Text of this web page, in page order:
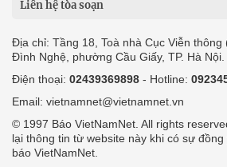
Liên hệ tòa soạn
Địa chỉ: Tầng 18, Toà nhà Cục Viễn thông
Đình Nghệ, phường Cầu Giấy, TP. Hà Nội.
Điện thoại: 02439369898 - Hotline:
Email: vietnamnet@vietnamnet.vn
© 1997 Báo VietNamNet. All rights
lại thông tin từ website này khi có sự
báo VietNamNet.